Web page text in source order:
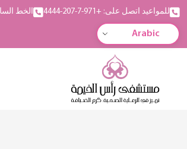
للمواعيد اتصل على: +971-7-207-4444 الخط الساخن
Arabic